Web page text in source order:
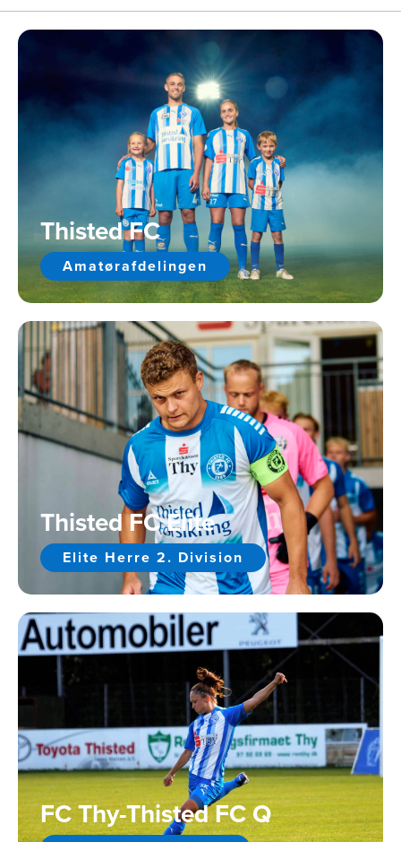
Thisted FC
Amatørafdelingen
Thisted FC Elite
Elite Herre 2. Division
FC Thy-Thisted FC Q